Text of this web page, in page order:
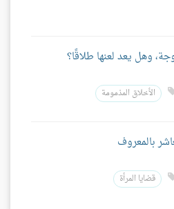
وهل يعد لعنها طلاقًا؟
الأخلاق المذمومة
بالمعروف
قضايا المرأة